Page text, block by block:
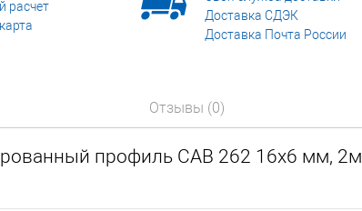
расчет
Доставка СДЭК
Доставка Почта России
Отзывы (0)
профиль CAB 262 16х6 мм, 2м